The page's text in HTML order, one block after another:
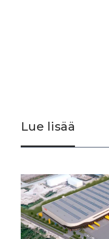
Lue lisää